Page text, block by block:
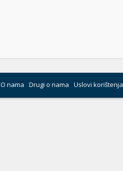
O nama Drugi o nama Uslovi korištenja